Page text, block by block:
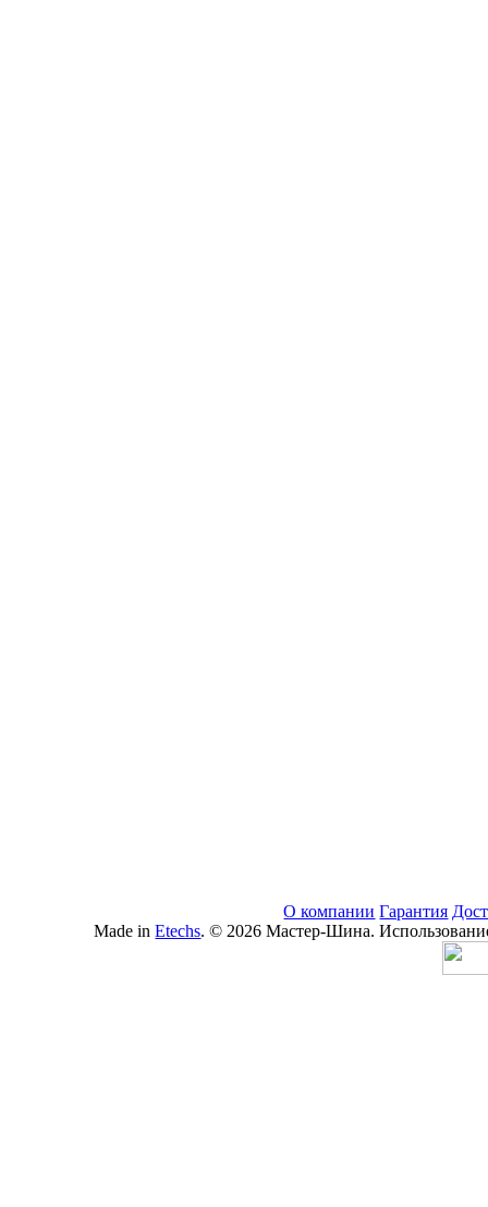
О компании Гарантия
Made inEtechs. © 2026 Мастер-Шина.